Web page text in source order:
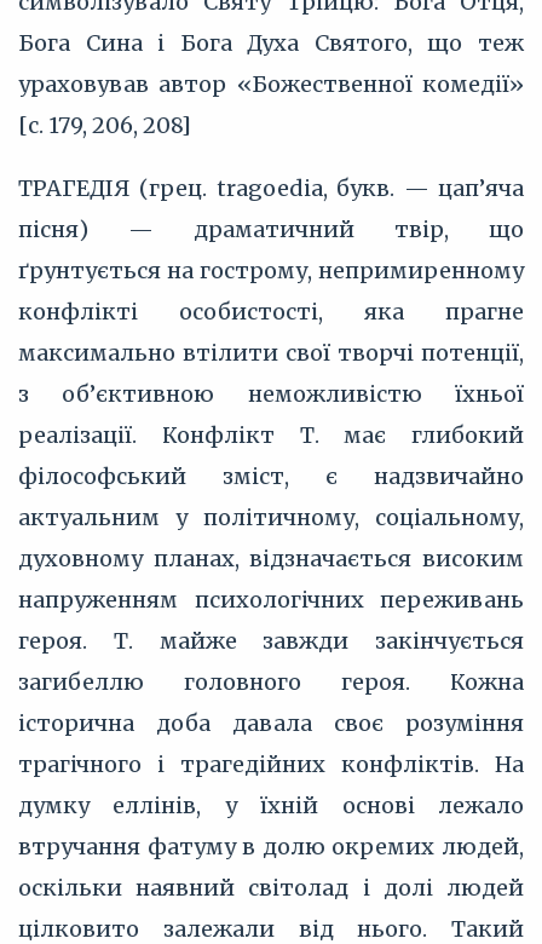
Бога Сина і Бога Духа Святого, що теж
ураховував автор «Божественної комедії»
[с. 179, 206, 208]
ТРАГЕДІЯ (грец. tragoedia, букв. — цап’яча
пісня) — драматичний твір, що
ґрунтується на гострому, непримиренному
конфлікті особистості, яка прагне
максимально втілити свої творчі потенції,
з об’єктивною неможливістю їхньої
реалізації. Конфлікт Т. має глибокий
філософський зміст, є надзвичайно
актуальним у політичному, соціальному,
духовному планах, відзначається високим
напруженням психологічних переживань
героя. Т. майже завжди закінчується
загибеллю головного героя. Кожна
історична доба давала своє розуміння
трагічного і трагедійних конфліктів. На
думку еллінів, у їхній основі лежало
втручання фатуму в долю окремих людей,
оскільки наявний світолад і долі людей
цілковито залежали від нього. Такий